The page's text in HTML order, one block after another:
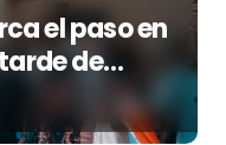
el paso en
de